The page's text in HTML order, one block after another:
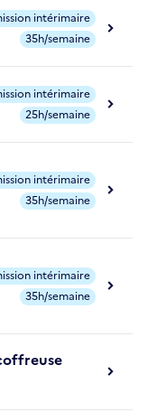
intérimaire
35h/semaine
intérimaire
25h/semaine
intérimaire
35h/semaine
intérimaire
35h/semaine